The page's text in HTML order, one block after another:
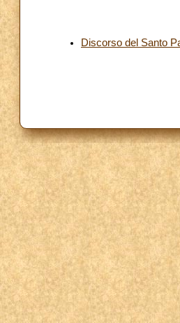
Discorso del Santo